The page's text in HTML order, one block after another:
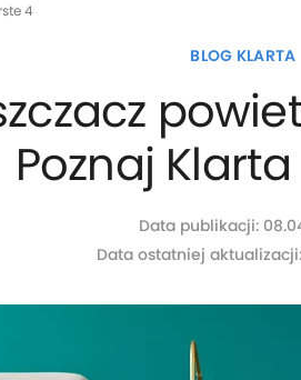
4
BLOG KLARTA
Poznaj
Data publikacji:
Data ostatniej